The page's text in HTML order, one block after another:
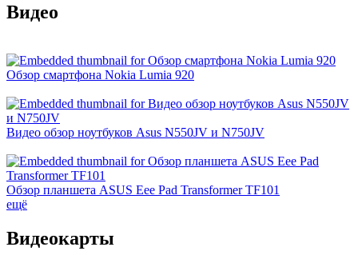
Видео
Обзор смартфона Nokia Lumia 920
Видео обзор ноутбуков Asus N550JV и N750JV
Обзор планшета ASUS Eee Pad Transformer TF101
ещё
Видеокарты